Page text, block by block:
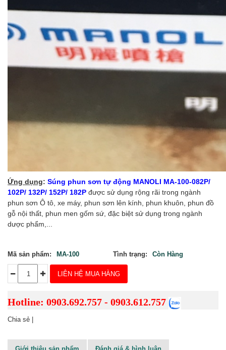
Ứng dụng: Súng phun sơn tự động MANOLI MA-100-082P/
102P/ 132P/ 152P/ 182P được sử dụng rộng rãi trong ngành
phun sơn Ô tô, xe máy, phun sơn lên kính, phun khuôn, phun đồ
gỗ nội thất, phun men gốm sứ, đặc biệt sử dụng trong ngành
dược phẩm,...
Mã sản phẩm: MA-100 Tình trạng: Còn Hàng
LIÊN HỆ MUA HÀNG
Hotline: 0903.692.757 - 0903.612.757
Chia sẻ |